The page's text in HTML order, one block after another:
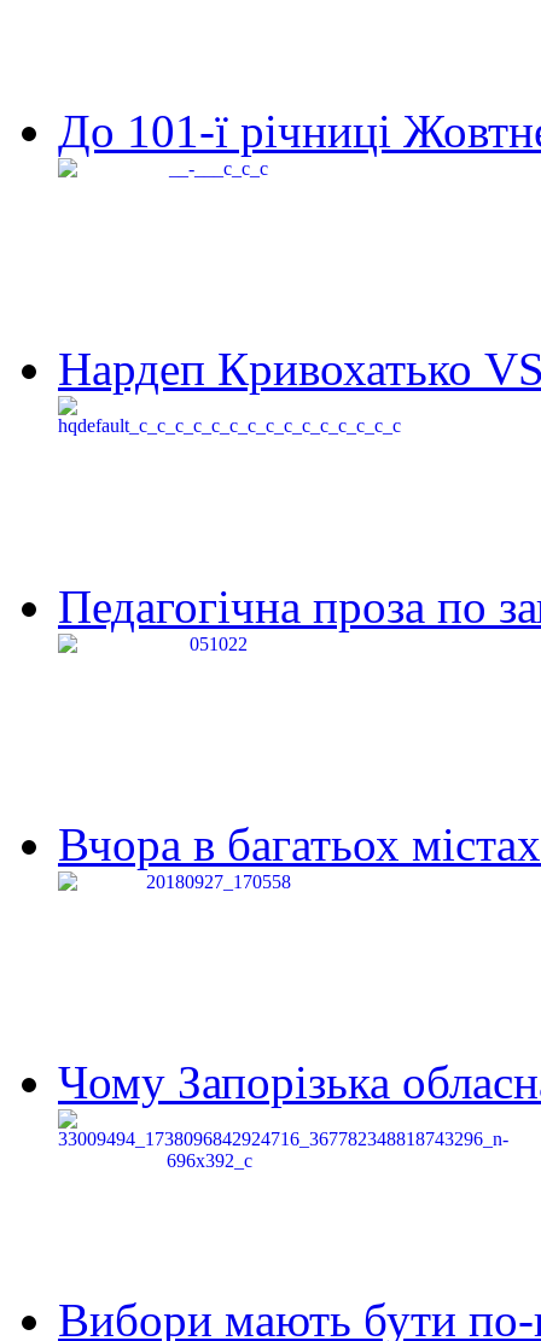
До 101-ї річниці
Нардеп Кривохатько
Педагогічна проза по
Вчора в багатьох
Чому Запорізька
Вибори мають бути по-